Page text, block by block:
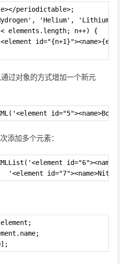
periodictable>;
'Helium',
elements.length; n++) {
过对象的方式增加一个新元
添加多个元素：
'<element